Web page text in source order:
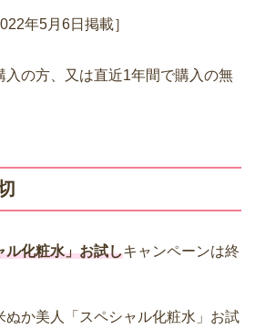
年5月6日掲載］
入の方、又は直近1年間で購入の無
ル化粧水」お試しキャンペーンは終
ぬか美人「スペシャル化粧水」お試